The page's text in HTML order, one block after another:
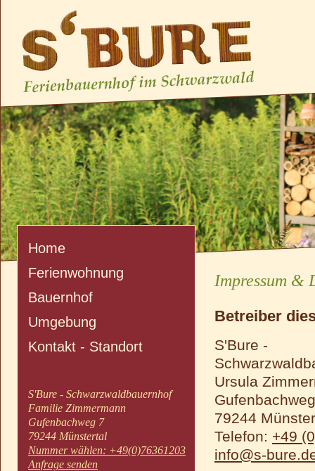
Home
Ferienwohnung
Bauernhof
Umgebung
Kontakt - Standort
S'Bure - Schwarzwaldbauernhof
Familie Zimmermann
Gufenbachweg 7
79244 Münstertal
Nummer wählen: +49(0)76361203
Anfrage senden
Impressum &
Betreiber
S'Bure -
Ursula
79244
Telefon: +49
info@s-